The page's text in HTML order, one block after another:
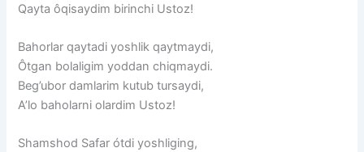
Qayta ôqisaydim birinchi Ustoz!
Bahorlar qaytadi yoshlik qaytmaydi,
Ôtgan bolaligim yoddan chiqmaydi.
Beg’ubor damlarim kutub tursaydi,
A’lo baholarni olardim Ustoz!
Shamshod Safar ótdi yoshliging,